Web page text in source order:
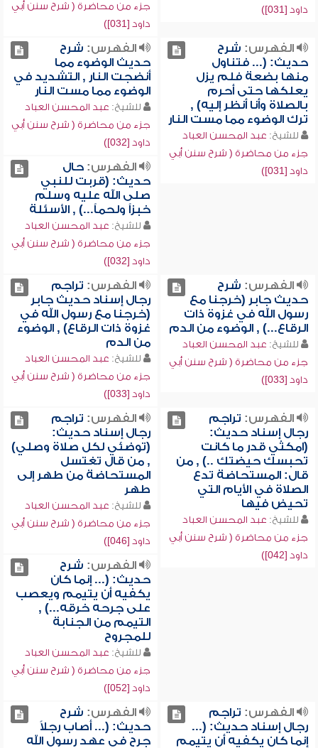
داود [031])
جزء من محاضرة ( شرح سنن أبي
داود [031])
الفهرس: شرح
حديث: (... فتناول
منها بضعة فلم يزل
يعلكها حتى أحرم
بالصلاة وأنا أنظر إليه) ,
ترك الوضوء مما مست النار
للشيخ: عبد المحسن العباد
جزء من محاضرة ( شرح سنن أبي
داود [031])
الفهرس: شرح
حديث الوضوء مما
أنضجت النار , التشديد في
الوضوء مما مست النار
للشيخ: عبد المحسن العباد
جزء من محاضرة ( شرح سنن أبي
داود [032])
الفهرس:حال
حديث: (قربت للنبي
صلى الله عليه وسلم
خبزاً ولحماً...) , الأسئلة
للشيخ: عبد المحسن العباد
جزء من محاضرة ( شرح سنن أبي
داود [032])
الفهرس: شرح
حديث جابر (خرجنا مع
رسول الله في غزوة ذات
الرقاع...) , الوضوء من الدم
للشيخ: عبد المحسن العباد
جزء من محاضرة ( شرح سنن أبي
داود [033])
الفهرس: تراجم
رجال إسناد حديث جابر
(خرجنا مع رسول الله في
غزوة ذات الرقاع) , الوضوء
من الدم
للشيخ: عبد المحسن العباد
جزء من محاضرة ( شرح سنن أبي
داود [033])
الفهرس: تراجم
رجال إسناد حديث:
(امكثي قدر ما كانت
تحبسك حيضتك ..) , من
قال: المستحاضة تدع
الصلاة في الأيام التي
تحيض فيها
للشيخ: عبد المحسن العباد
جزء من محاضرة ( شرح سنن أبي
داود [042])
الفهرس: تراجم
رجال إسناد حديث:
(توضئي لكل صلاة وصلي)
, من قال تغتسل
المستحاضة من طهر إلى
طهر
للشيخ: عبد المحسن العباد
جزء من محاضرة ( شرح سنن أبي
داود [046])
الفهرس: شرح
حديث: (... إنما كان
يكفيه أن يتيمم ويعصب
على جرحه خرقه...) ,
التيمم من الجنابة
للمجروح
للشيخ: عبد المحسن العباد
جزء من محاضرة ( شرح سنن أبي
داود [052])
الفهرس: تراجم
رجال إسناد حديث: (...
إنما كان يكفيه أن يتيمم
الفهرس: شرح
حديث: (... أصاب رجلاً
جرح في عهد رسول الله